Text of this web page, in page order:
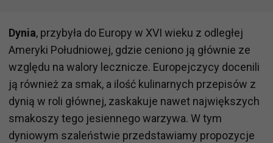
Dynia, przybyła do Europy w XVI wieku z odległej
Ameryki Południowej, gdzie ceniono ją głównie ze
względu na walory lecznicze. Europejczycy docenili
ją również za smak, a ilość kulinarnych przepisów z
dynią w roli głównej, zaskakuje nawet największych
smakoszy tego jesiennego warzywa. W tym
dyniowym szaleństwie przedstawiamy propozycje